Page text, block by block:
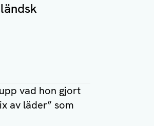
vad hon gjort
av läder” som